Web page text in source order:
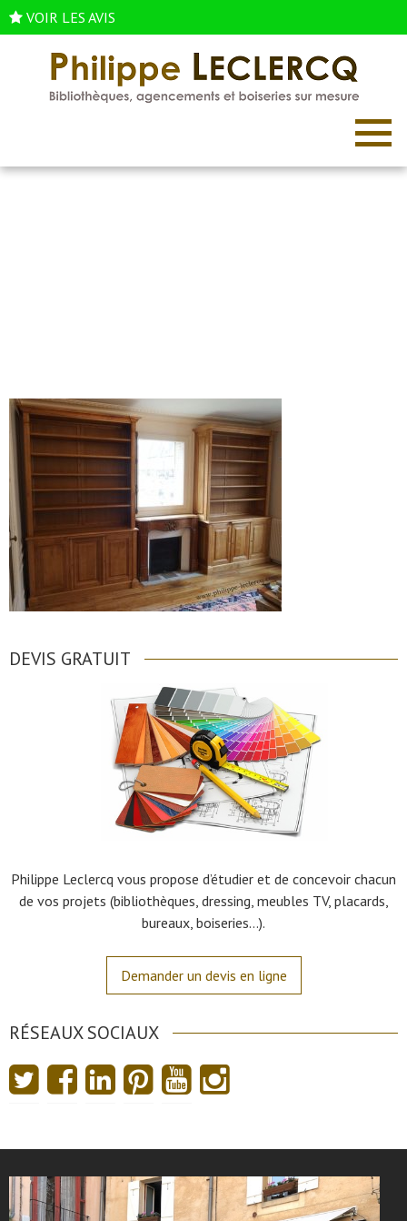
VOIR LES AVIS
DEVIS GRATUIT
Philippe Leclercq vous propose d’étudier et de concevoir chacun
de vos projets (bibliothèques, dressing, meubles TV, placards,
bureaux, boiseries…).
Demander un devis en ligne
RÉSEAUX SOCIAUX